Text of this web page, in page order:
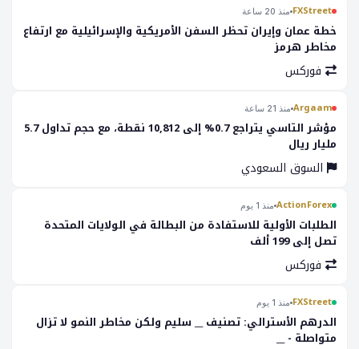
FXStreet منذ 20 ساعة
خطة عمان وإيران تحظر السفن الأمريكية والإسرائيلية مع ارتفاع
مخاطر هرمز
فوركس
Argaam منذ 21 ساعة
مؤشر التاسي يتراجع 0.7% إلى 10,812 نقطة، مع حجم تداول 5.7
مليار ريال
السوق السعودي
ActionForex منذ 1 يوم
الطلبات الأولية للاستفادة من البطالة في الولايات المتحدة
تصل إلى 199 ألف
فوركس
FXStreet منذ 1 يوم
الدرهم الأسترالي: تصنيف __ سليم ولكن مخاطر النمو لا تزال
متواصلة - __